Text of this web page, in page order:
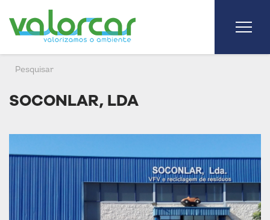
SOCONLAR, LDA